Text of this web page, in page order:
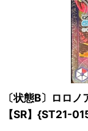
〔状態B〕ロロ
【SR】{ST21-